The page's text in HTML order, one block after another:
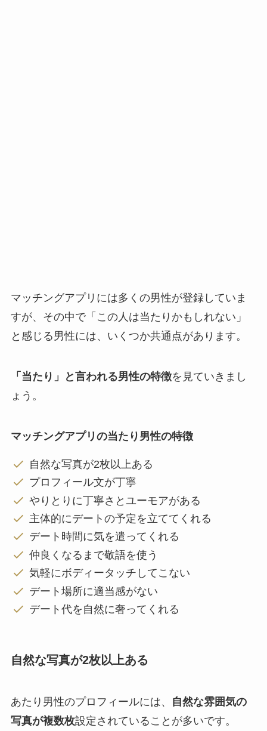
マッチングアプリには多くの男性が登録していま
すが、その中で「この人は当たりかもしれない」
と感じる男性には、いくつか共通点があります。
「当たり」と言われる男性の特徴を見ていきまし
ょう。
マッチングアプリの当たり男性の特徴
自然な写真が2枚以上ある
プロフィール文が丁寧
やりとりに丁寧さとユーモアがある
主体的にデートの予定を立ててくれる
デート時間に気を遣ってくれる
仲良くなるまで敬語を使う
気軽にボディータッチしてこない
デート場所に適当感がない
デート代を自然に奢ってくれる
自然な写真が2枚以上ある
あたり男性のプロフィールには、
自然な雰囲気の
写真が複数枚設定されていることが多いです。